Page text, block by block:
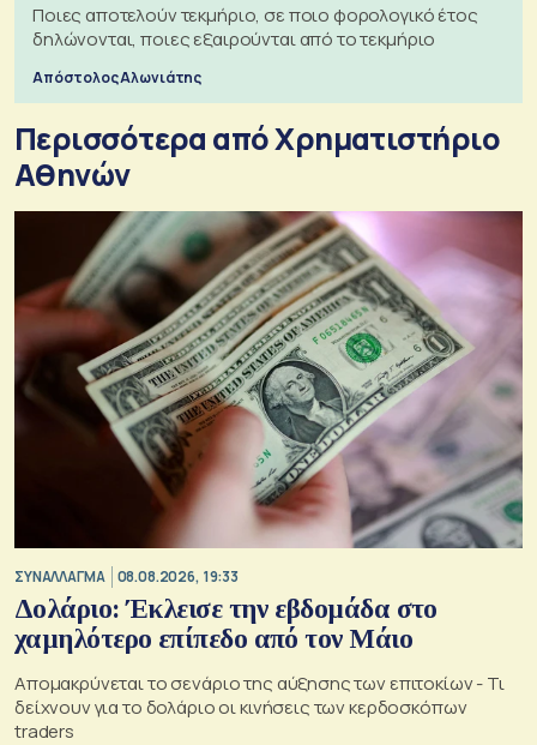
Ποιες αποτελούν τεκμήριο, σε ποιο φορολογικό έτος
δηλώνονται, ποιες εξαιρούνται από το τεκμήριο
Απόστολος Αλωνιάτης
Περισσότερα από Xρηματιστήριο
Αθηνών
ΣΥΝΑΛΛΑΓΜΑ 08.08.2026, 19:33
Δολάριο: Έκλεισε την εβδομάδα στο
χαμηλότερο επίπεδο από τον Μάιο
Απομακρύνεται το σενάριο της αύξησης των επιτοκίων - Τι
δείχνουν για το δολάριο οι κινήσεις των κερδοσκόπων
traders